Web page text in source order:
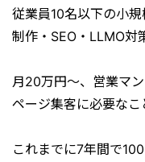
従業員10名以下の小
制作・SEO・LLMO対
月20万円〜、営業マ
ページ集客に必要なこ
これまでに7年間で